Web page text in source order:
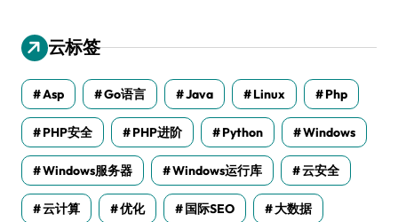
云标签
Asp Go语言 Java Linux Php
PHP安全 PHP进阶 Python Windows
Windows服务器 Windows运行库 云安全
云计算 优化 国际SEO 大数据